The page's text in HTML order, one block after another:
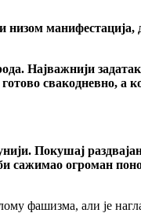
манифестација,
Најважнији
свакодневно, а
Покушај
сажимао огроман
фашизма, али је